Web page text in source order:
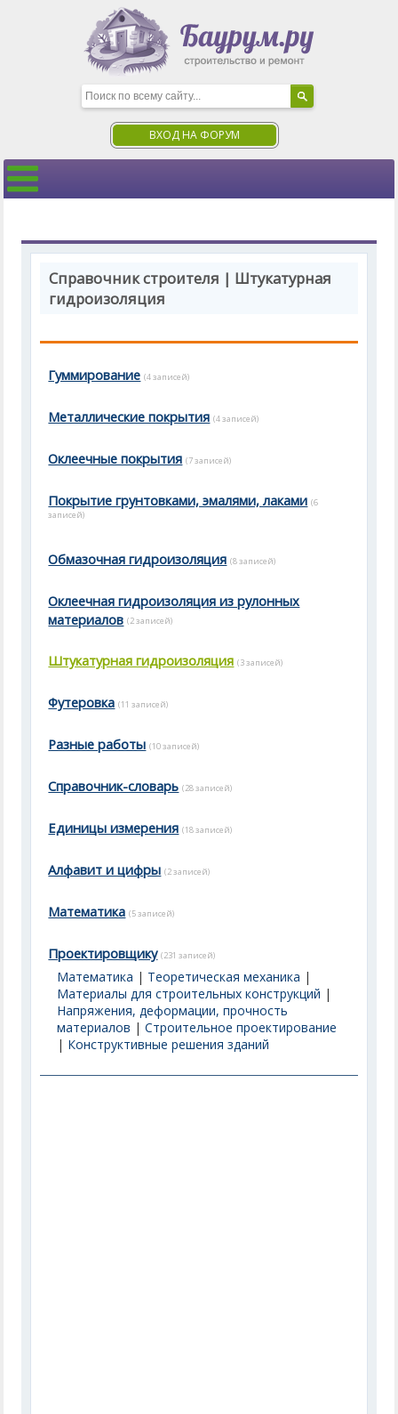
ВХОД НА ФОРУМ
Справочник строителя | Штукатурная
гидроизоляция
Гуммирование (4 записей)
Металлические покрытия (4 записей)
Оклеечные покрытия (7 записей)
Покрытие грунтовками, эмалями, лаками (6
записей)
Обмазочная гидроизоляция (8 записей)
Оклеечная гидроизоляция из рулонных
материалов (2 записей)
Штукатурная гидроизоляция (3 записей)
Футеровка (11 записей)
Разные работы (10 записей)
Справочник-словарь (28 записей)
Единицы измерения (18 записей)
Алфавит и цифры (2 записей)
Математика (5 записей)
Проектировщику (231 записей)
Математика | Теоретическая механика |
Материалы для строительных конструкций |
Напряжения, деформации, прочность
материалов |Строительное проектирование
| Конструктивные решения зданий